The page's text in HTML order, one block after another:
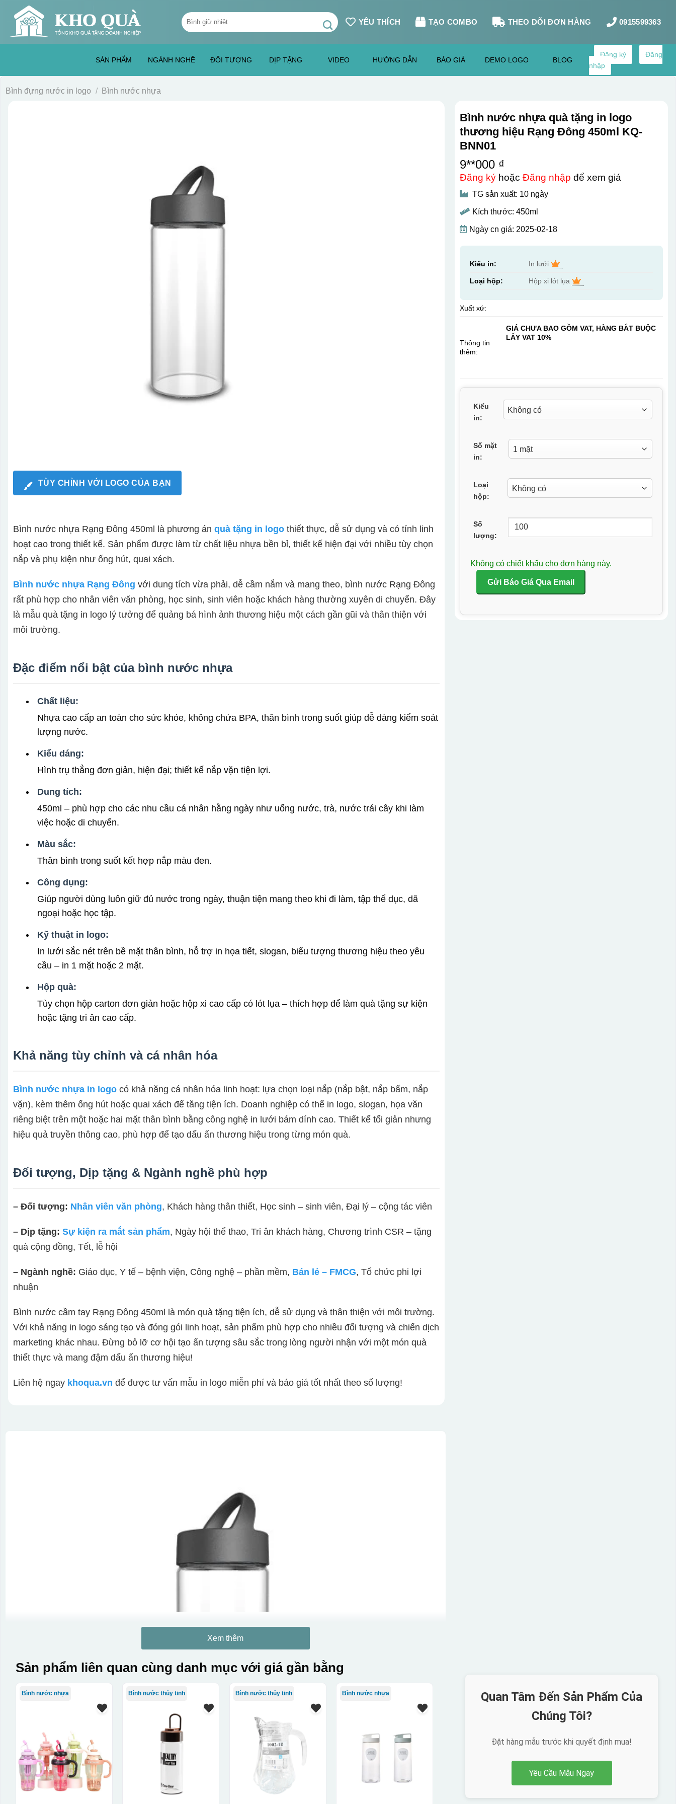
content
Tìm
kiếm:
YÊU THÍCH TẠO COMBO THEO DÕI ĐƠN HÀNG 0915599363
SẢN PHẨM NGÀNH NGHỀ ĐỐI TƯỢNG DỊP TẶNG VIDEO HƯỚNG DẪN BÁO GIÁ DEMO LOGO BLOG
Đăng ký
Đăng
nhập
Bình đựng nước in logo / Bình nước nhựa
TÙY CHỈNH VỚI LOGO CỦA BẠN
Bình nước nhựa Rạng Đông 450ml là phương án quà tặng in logothiết thực, dễ sử dụng và có tính linh
hoạt cao trong thiết kế. Sản phẩm được làm từ chất liệu nhựa bền bỉ, thiết kế hiện đại với nhiều tùy chọn
nắp và phụ kiện như ống hút, quai xách.
Bình nước nhựa Rạng Đông với dung tích vừa phải, dễ cầm nắm và mang theo, bình nước Rạng Đông
rất phù hợp cho nhân viên văn phòng, học sinh, sinh viên hoặc khách hàng thường xuyên di chuyển. Đây
là mẫu quà tặng in logo lý tưởng để quảng bá hình ảnh thương hiệu một cách gần gũi và thân thiện với
môi trường.
Đặc điểm nổi bật của bình nước nhựa
Chất liệu:
Nhựa cao cấp an toàn cho sức khỏe, không chứa BPA, thân bình trong suốt giúp dễ dàng kiểm soát
lượng nước.
Kiểu dáng:
Hình trụ thẳng đơn giản, hiện đại; thiết kế nắp vặn tiện lợi.
Dung tích:
450ml – phù hợp cho các nhu cầu cá nhân hằng ngày như uống nước, trà, nước trái cây khi làm
việc hoặc di chuyển.
Màu sắc:
Thân bình trong suốt kết hợp nắp màu đen.
Công dụng:
Giúp người dùng luôn giữ đủ nước trong ngày, thuận tiện mang theo khi đi làm, tập thể dục, dã
ngoại hoặc học tập.
Kỹ thuật in logo:
In lưới sắc nét trên bề mặt thân bình, hỗ trợ in họa tiết, slogan, biểu tượng thương hiệu theo yêu
cầu – in 1 mặt hoặc 2 mặt.
Hộp quà:
Tùy chọn hộp carton đơn giản hoặc hộp xi cao cấp có lót lụa – thích hợp để làm quà tặng sự kiện
hoặc tặng tri ân cao cấp.
Khả năng tùy chỉnh và cá nhân hóa
Bình nước nhựa in logocó khả năng cá nhân hóa linh hoạt: lựa chọn loại nắp (nắp bật, nắp bấm, nắp
vặn), kèm thêm ống hút hoặc quai xách để tăng tiện ích. Doanh nghiệp có thể in logo, slogan, họa văn
riêng biệt trên một hoặc hai mặt thân bình bằng công nghệ in lưới bám dính cao. Thiết kế tối giản nhưng
hiệu quả truyền thông cao, phù hợp để tạo dấu ấn thương hiệu trong từng món quà.
Đối tượng, Dịp tặng & Ngành nghề phù hợp
– Đối tượng: Nhân viên văn phòng, Khách hàng thân thiết, Học sinh – sinh viên, Đại lý – cộng tác viên
– Dịp tặng: Sự kiện ra mắt sản phẩm, Ngày hội thể thao, Tri ân khách hàng, Chương trình CSR – tặng
quà cộng đồng, Tết, lễ hội
– Ngành nghề: Giáo dục, Y tế – bệnh viện, Công nghệ – phần mềm, Bán lẻ – FMCG, Tổ chức phi lợi
nhuận
Bình nước cầm tay Rạng Đông 450ml là món quà tặng tiện ích, dễ sử dụng và thân thiện với môi trường.
Với khả năng in logo sáng tạo và đóng gói linh hoạt, sản phẩm phù hợp cho nhiều đối tượng và chiến dịch
marketing khác nhau. Đừng bỏ lỡ cơ hội tạo ấn tượng sâu sắc trong lòng người nhận với một món quà
thiết thực và mang đậm dấu ấn thương hiệu!
Liên hệ ngay khoqua.vn để được tư vấn mẫu in logo miễn phí và báo giá tốt nhất theo số lượng!
Bình nước nhựa quà tặng in logo
thương hiệu Rạng Đông 450ml KQ-
BNN01
9**000 ₫
Đăng kýhoặc Đăng nhập để xem giá
TG sản xuất: 10 ngày
Kích thước: 450ml
Ngày cn giá: 2025-02-18
Kiểu in: In lưới
Loại hộp: Hộp xi lót lụa
Xuất xứ:
Thông tin
thêm:
GIÁ CHƯA BAO GỒM VAT, HÀNG BẮT BUỘC
LẤY VAT 10%
Kiểu
in:
Số mặt
in:
Loại
hộp:
Số
lượng:
Không có chiết khấu cho đơn hàng này.
Gửi Báo Giá Qua Email
Xem thêm
Sản phẩm liên quan cùng danh mục với giá gần bằng
Bình nước nhựa Bình nước thủy tinh Bình nước thủy tinh Bình nước nhựa
Quan Tâm Đến Sản Phẩm Của
Chúng Tôi?
Đặt hàng mẫu trước khi quyết định mua!
Yêu Cầu Mẫu Ngay